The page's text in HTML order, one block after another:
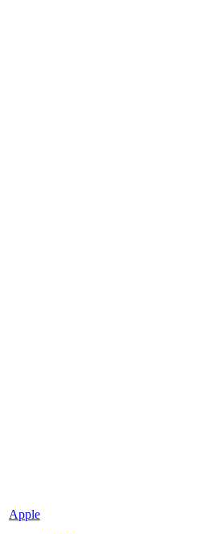
Apple